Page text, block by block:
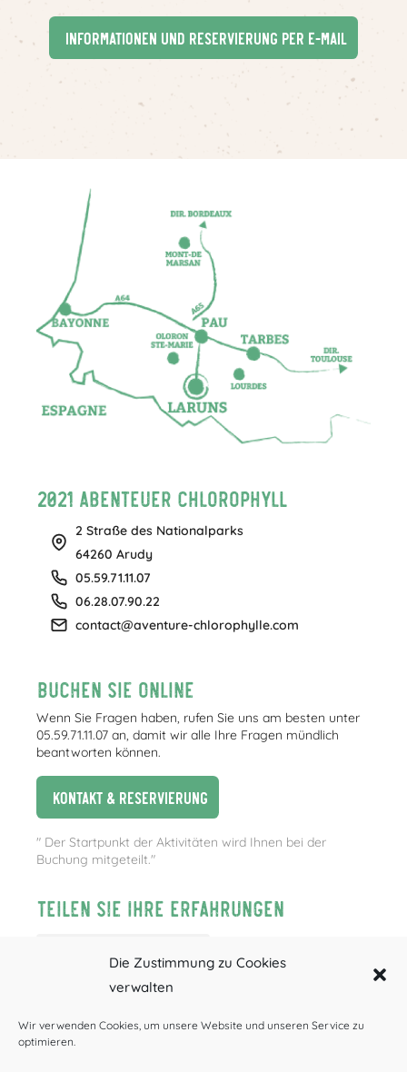
Die Zustimmung zu Cookies
verwalten
Wir verwenden Cookies, um unsere Website und unseren Service zu
optimieren.
Informationen und Reservierung per E-Mail
2021 Abenteuer Chlorophyll
2 Straße des Nationalparks
64260 Arudy
05.59.71.11.07
06.28.07.90.22
contact@aventure-chlorophylle.com
Buchen Sie online
Wenn Sie Fragen haben, rufen Sie uns am besten unter
05.59.71.11.07 an, damit wir alle Ihre Fragen mündlich
beantworten können.
Kontakt & Reservierung
" Der Startpunkt der Aktivitäten wird Ihnen bei der
Buchung mitgeteilt."
Teilen Sie Ihre Erfahrungen